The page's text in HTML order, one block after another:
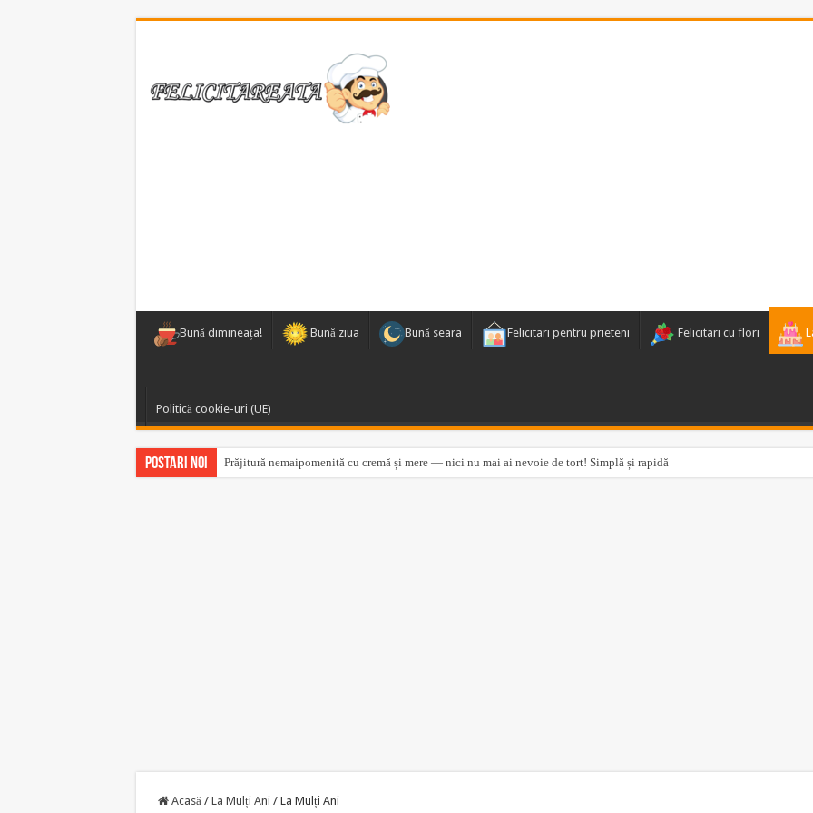
Bună dimineața! Bună ziua Bună seara Felicitari pentru prieteni Felicitari cu flori
Politică cookie-uri (UE)
Postari noi Prăjitură nemaipomenită cu cremă și mere — nici nu mai ai nevoie de tort! Simplă și rapidă
În cartea „Sănătate din farmacia Domnului”, Maria Treben vorbește despre numeroase plante folosite în medicina
Acasă / La Mulți Ani / La Mulți Ani